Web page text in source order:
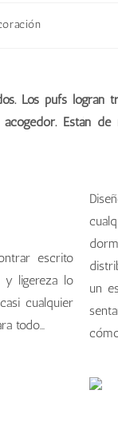
Los pufs logran
Están de
escrito
y ligereza lo
cualquier
todo…
un